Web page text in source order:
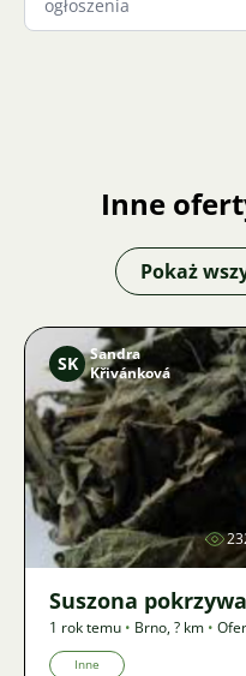
Inne
Pokaż
SK
Sandra
Křivánková
Suszona pokrzywa
1 rok temu • Brno,? km •
Inne